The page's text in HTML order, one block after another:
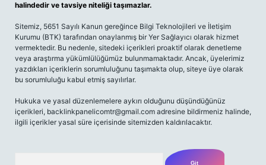
halindedir ve tavsiye niteliği taşımazlar.
Sitemiz, 5651 Sayılı Kanun gereğince Bilgi Teknolojileri ve İletişim
Kurumu (BTK) tarafından onaylanmış bir Yer Sağlayıcı olarak hizmet
vermektedir. Bu nedenle, sitedeki içerikleri proaktif olarak denetleme
veya araştırma yükümlülüğümüz bulunmamaktadır. Ancak, üyelerimiz
yazdıkları içeriklerin sorumluluğunu taşımakta olup, siteye üye olarak
bu sorumluluğu kabul etmiş sayılırlar.
Hukuka ve yasal düzenlemelere aykırı olduğunu düşündüğünüz
içerikleri, backlinkpanelicomtr@gmail.com adresine bildirmeniz halinde,
ilgili içerikler yasal süre içerisinde sitemizden kaldırılacaktır.